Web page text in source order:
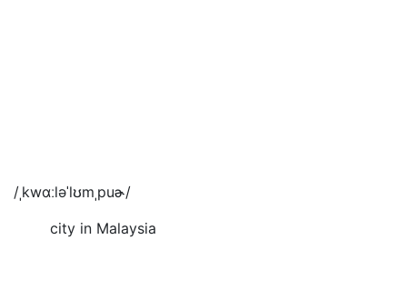
/ˌkwɑːləˈlʊmˌpuɚ/
city in Malaysia